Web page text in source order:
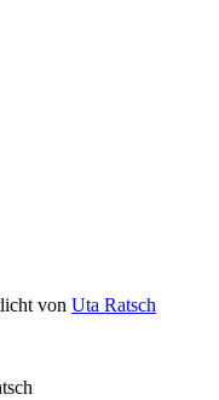
von Uta Ratsch